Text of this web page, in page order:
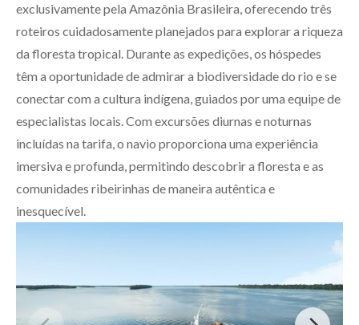
exclusivamente pela Amazônia Brasileira, oferecendo três
roteiros cuidadosamente planejados para explorar a riqueza
da floresta tropical. Durante as expedições, os hóspedes
têm a oportunidade de admirar a biodiversidade do rio e se
conectar com a cultura indígena, guiados por uma equipe de
especialistas locais. Com excursões diurnas e noturnas
incluídas na tarifa, o navio proporciona uma experiência
imersiva e profunda, permitindo descobrir a floresta e as
comunidades ribeirinhas de maneira autêntica e
inesquecível.